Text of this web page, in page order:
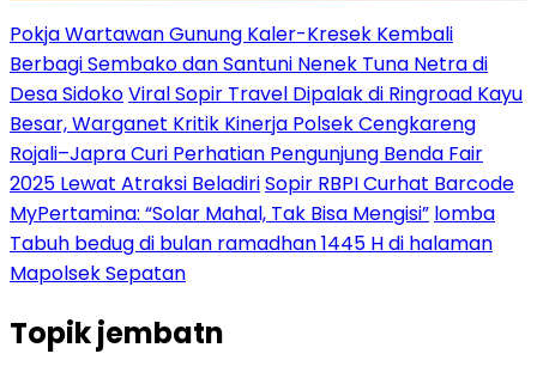
Pokja Wartawan Gunung Kaler-Kresek Kembali
Berbagi Sembako dan Santuni Nenek Tuna Netra di
Desa SidokoViral Sopir Travel Dipalak di Ringroad Kayu
Besar, Warganet Kritik Kinerja Polsek Cengkareng
Rojali–Japra Curi Perhatian Pengunjung Benda Fair
2025 Lewat Atraksi BeladiriSopir RBPI Curhat Barcode
MyPertamina: “Solar Mahal, Tak Bisa Mengisi” lomba
Tabuh bedug di bulan ramadhan 1445 H di halaman
Mapolsek Sepatan
Topikjembatn